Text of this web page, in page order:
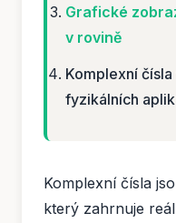
Grafické
v rovině
Komplexní
fyzikálních
Komplexní čísla
který zahrnuje